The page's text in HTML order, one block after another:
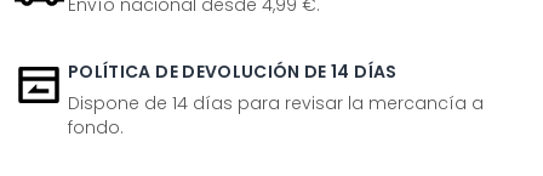
Envío nacional desde 4,99 €.
POLÍTICA DE DEVOLUCIÓN DE 14 DÍAS
Dispone de 14 días para revisar la mercancía a
fondo.